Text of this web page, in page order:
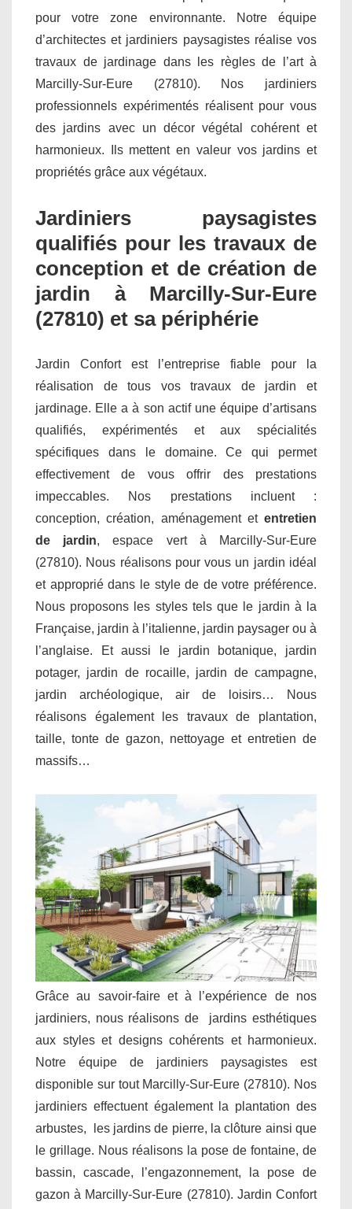
pour votre zone environnante. Notre équipe
d’architectes et jardiniers paysagistes réalise vos
travaux de jardinage dans les règles de l’art à
Marcilly-Sur-Eure (27810). Nos jardiniers
professionnels expérimentés réalisent pour vous
des jardins avec un décor végétal cohérent et
harmonieux. Ils mettent en valeur vos jardins et
propriétés grâce aux végétaux.
Jardiniers paysagistes
qualifiés pour les travaux de
conception et de création de
jardin à Marcilly-Sur-Eure
(27810) et sa périphérie
Jardin Confort est l’entreprise fiable pour la
réalisation de tous vos travaux de jardin et
jardinage. Elle a à son actif une équipe d’artisans
qualifiés, expérimentés et aux spécialités
spécifiques dans le domaine. Ce qui permet
effectivement de vous offrir des prestations
impeccables. Nos prestations incluent :
conception, création, aménagement et entretien
de jardin, espace vert à Marcilly-Sur-Eure
(27810). Nous réalisons pour vous un jardin idéal
et approprié dans le style de de votre préférence.
Nous proposons les styles tels que le jardin à la
Française, jardin à l’italienne, jardin paysager ou à
l’anglaise. Et aussi le jardin botanique, jardin
potager, jardin de rocaille, jardin de campagne,
jardin archéologique, air de loisirs… Nous
réalisons également les travaux de plantation,
taille, tonte de gazon, nettoyage et entretien de
massifs…
Grâce au savoir-faire et à l’expérience de nos
jardiniers, nous réalisons de jardins esthétiques
aux styles et designs cohérents et harmonieux.
Notre équipe de jardiniers paysagistes est
disponible sur tout Marcilly-Sur-Eure (27810). Nos
jardiniers effectuent également la plantation des
arbustes, les jardins de pierre, la clôture ainsi que
le grillage. Nous réalisons la pose de fontaine, de
bassin, cascade, l’engazonnement, la pose de
gazon à Marcilly-Sur-Eure (27810). Jardin Confort